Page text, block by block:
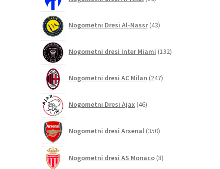
izdelkov
Nogometni Dresi Al-Nassr 43izdelkov
Nogometni dresi Inter Miami 132izdelkov
Nogometni dresi AC Milan 247izdelkov
Nogometni Dresi Ajax 46izdelkov
Nogometni dresi Arsenal 350izdelkov
Nogometni dresi AS Monaco 8izdelkov